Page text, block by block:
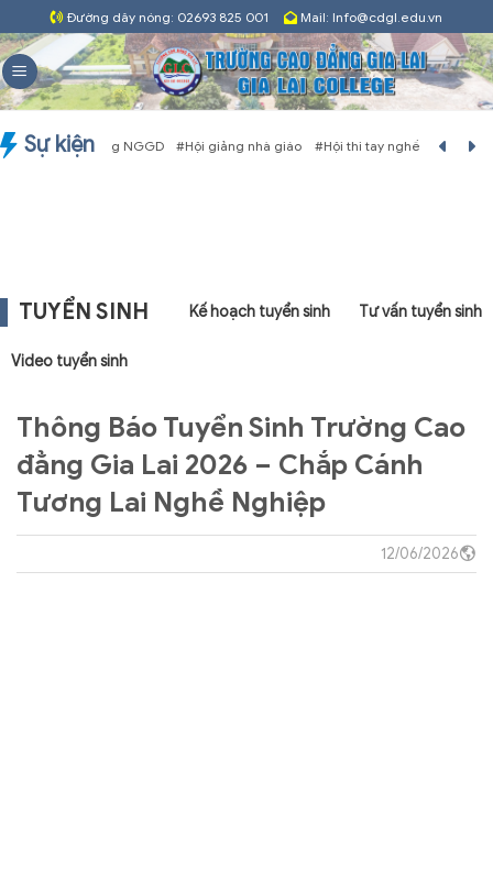
to
content
Đường dây nóng: 02693 825 001 Mail: Info@cdgl.edu.vn
Sự kiện
2026 #hội giảng NGGD #Hội giảng nhà giáo #Hội thi tay nghề #hướng
TUYỂN SINH Kế hoạch tuyển sinh Tư vấn tuyển sinh
Video tuyển sinh
Thông Báo Tuyển Sinh Trường Cao
đẳng Gia Lai 2026 – Chắp Cánh
Tương Lai Nghề Nghiệp
12/06/2026